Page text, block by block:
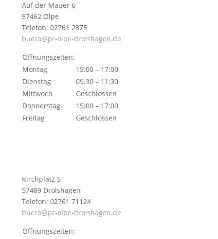
Auf der Mauer 6
57462 Olpe
Telefon: 02761 2375
buero@pr-olpe-drolshagen.de
Öffnungszeiten:
Montag
15:00 – 17:00
Dienstag
09.30 – 11:30
Mittwoch
Geschlossen
Donnerstag
15:00 – 17:00
Freitag
Geschlossen
Kirchplatz 5
57489 Drolshagen
Telefon: 02761 71124
buero@pr-olpe-drolshagen.de
Öffnungszeiten: